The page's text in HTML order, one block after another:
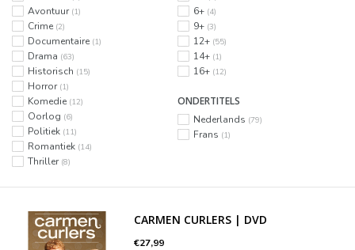
Avontuur (1)
Crime (2)
Documentaire (1)
Drama (63)
Historisch (15)
Horror (1)
Komedie (12)
Oorlog (6)
Politiek (11)
Romantiek (14)
Thriller (8)
6+ (4)
9+ (3)
12+ (55)
14+ (1)
16+ (12)
ONDERTITELS
Nederlands (79)
Frans (1)
CARMEN CURLERS | DVD
€27,99